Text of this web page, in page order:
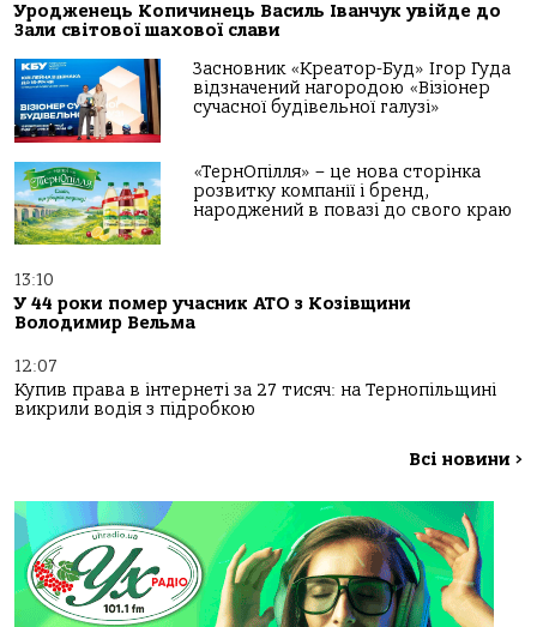
Уродженець Копичинець Василь Іванчук увійде до
Зали світової шахової слави
Засновник «Креатор-Буд» Ігор Гуда
відзначений нагородою «Візіонер
сучасної будівельної галузі»
«ТернОпілля» – це нова сторінка
розвитку компанії і бренд,
народжений в повазі до свого краю
13:10
У 44 роки помер учасник АТО з Козівщини
Володимир Вельма
12:07
Купив права в інтернеті за 27 тисяч: на Тернопільщині
викрили водія з підробкою
Всі новини >